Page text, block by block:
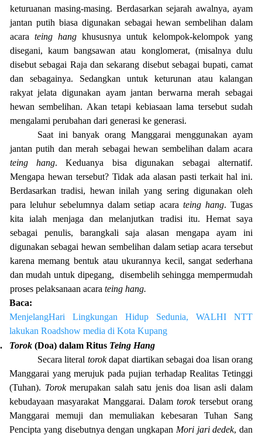
keturuanan masing-masing. Berdasarkan sejarah awalnya, ayam
jantan putih biasa digunakan sebagai hewan sembelihan dalam
acara teing hangkhususnya untuk kelompok-kelompok yang
disegani, kaum bangsawan atau konglomerat, (misalnya dulu
disebut sebagai Raja dan sekarang disebut sebagai bupati, camat
dan sebagainya. Sedangkan untuk keturunan atau kalangan
rakyat jelata digunakan ayam jantan berwarna merah sebagai
hewan sembelihan. Akan tetapi kebiasaan lama tersebut sudah
mengalami perubahan dari generasi ke generasi.
Saat ini banyak orang Manggarai menggunakan ayam
jantan putih dan merah sebagai hewan sembelihan dalam acara
teing hang. Keduanya bisa digunakan sebagai alternatif.
Mengapa hewan tersebut? Tidak ada alasan pasti terkait hal ini.
Berdasarkan tradisi, hewan inilah yang sering digunakan oleh
para leluhur sebelumnya dalam setiap acara teing hang. Tugas
kita ialah menjaga dan melanjutkan tradisi itu. Hemat saya
sebagai penulis, barangkali saja alasan mengapa ayam ini
digunakan sebagai hewan sembelihan dalam setiap acara tersebut
karena memang bentuk atau ukurannya kecil, sangat sederhana
dan mudah untuk dipegang,
disembelih sehingga mempermudah
proses pelaksanaan acara teing hang.
Baca:
MenjelangHari Lingkungan Hidup Sedunia, WALHI NTT
lakukan Roadshow media di Kota Kupang
Torok (Doa) dalam Ritus Teing Hang
Secara literal torokdapat diartikan sebagai doa lisan orang
Manggarai yang merujuk pada pujian terhadap Realitas Tetinggi
(Tuhan). Torokmerupakan salah satu jenis doa lisan asli dalam
kebudayaan masyarakat Manggarai. Dalamtoroktersebut orang
Manggarai memuji dan memuliakan kebesaran Tuhan Sang
Pencipta yang disebutnya dengan ungkapan Mori jari dedek, dan